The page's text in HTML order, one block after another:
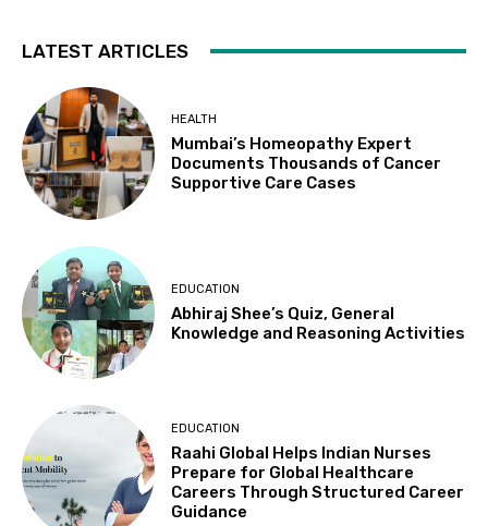
LATEST ARTICLES
HEALTH
Mumbai’s Homeopathy Expert
Documents Thousands of Cancer
Supportive Care Cases
EDUCATION
Abhiraj Shee’s Quiz, General
Knowledge and Reasoning Activities
EDUCATION
Raahi Global Helps Indian Nurses
Prepare for Global Healthcare
Careers Through Structured Career
Guidance